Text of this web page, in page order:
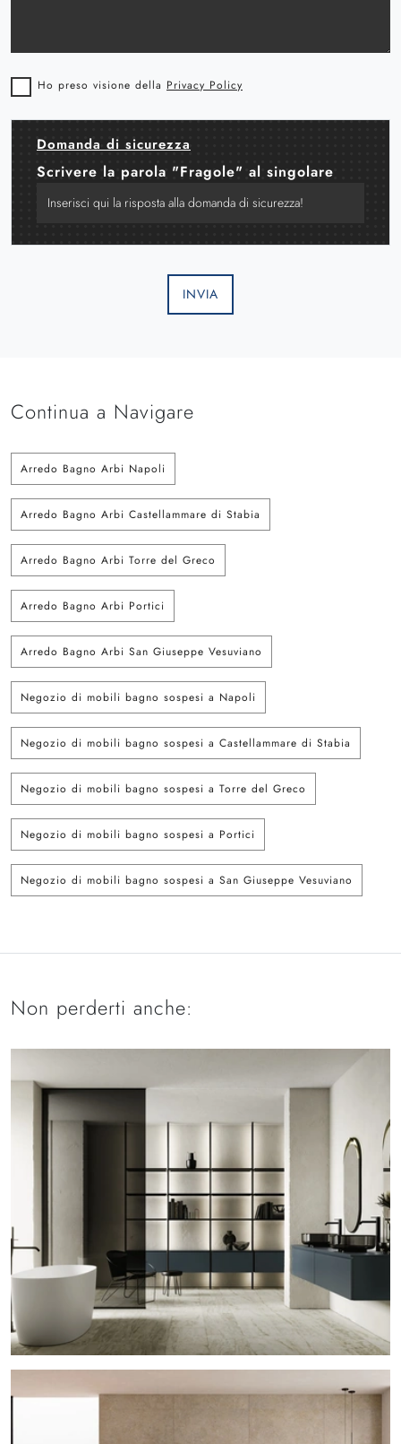
Ho preso visione della Privacy Policy
Domanda di sicurezza
Scrivere la parola "Fragole" al singolare
INVIA
Continua a Navigare
Arredo Bagno Arbi Napoli
Arredo Bagno Arbi Castellammare di Stabia
Arredo Bagno Arbi Torre del Greco
Arredo Bagno Arbi Portici
Arredo Bagno Arbi San Giuseppe Vesuviano
Negozio di mobili bagno sospesi a Napoli
Negozio di mobili bagno sospesi a Castellammare di Stabia
Negozio di mobili bagno sospesi a Torre del Greco
Negozio di mobili bagno sospesi a Portici
Negozio di mobili bagno sospesi a San Giuseppe Vesuviano
Non perderti anche: